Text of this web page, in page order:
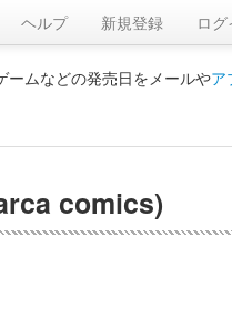
ヘルプ 新規登録 ロ
ームなどの発売日をメールやア
comics)